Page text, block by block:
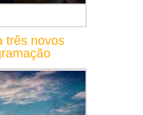
três novos